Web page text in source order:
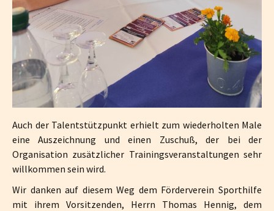
Auch der Talentstützpunkt erhielt zum wiederholten Male
eine Auszeichnung und einen Zuschuß, der bei der
Organisation zusätzlicher Trainingsveranstaltungen sehr
willkommen sein wird.
Wir danken auf diesem Weg dem Förderverein Sporthilfe
mit ihrem Vorsitzenden, Herrn Thomas Hennig, dem